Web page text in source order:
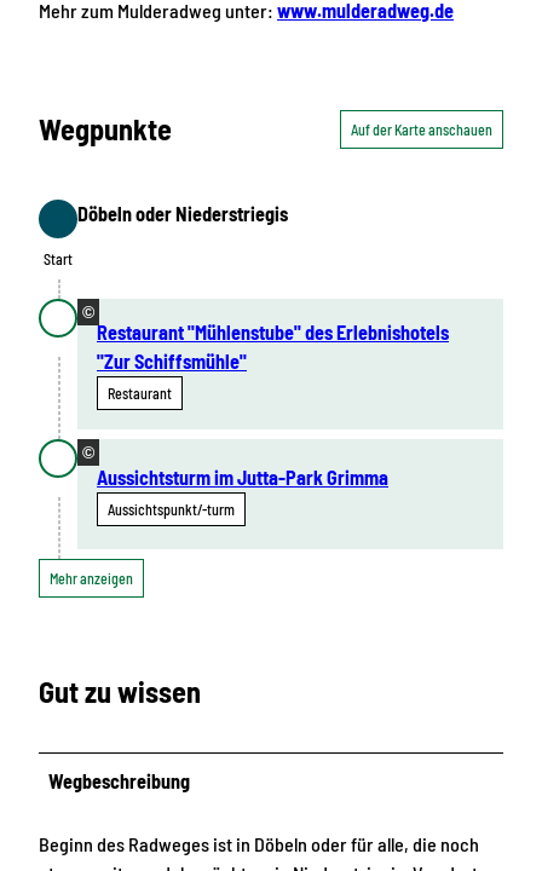
Mehr zum Mulderadweg unter: www.mulderadweg.de
Wegpunkte Auf der Karte anschauen
Start
Start
Döbeln oder Niederstriegis
©
Restaurant "Mühlenstube" des Erlebnishotels
"Zur Schiffsmühle"
Restaurant
©
Aussichtsturm im Jutta-Park Grimma
Aussichtspunkt/-turm
Mehr anzeigen
Gut zu wissen
Wegbeschreibung
Beginn des Radweges ist in Döbeln oder für alle, die noch